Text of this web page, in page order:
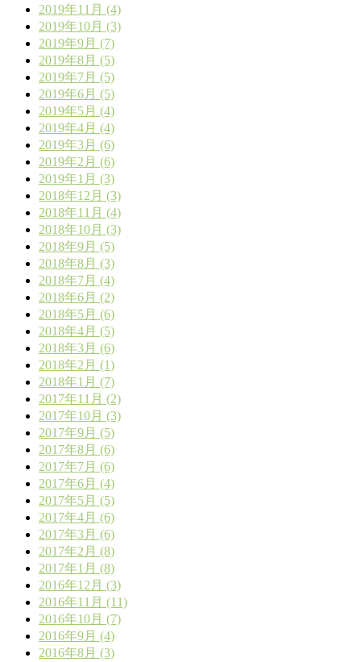
2019年11月 (4)
2019年10月 (3)
2019年9月 (7)
2019年8月 (5)
2019年7月 (5)
2019年6月 (5)
2019年5月 (4)
2019年4月 (4)
2019年3月 (6)
2019年2月 (6)
2019年1月 (3)
2018年12月 (3)
2018年11月 (4)
2018年10月 (3)
2018年9月 (5)
2018年8月 (3)
2018年7月 (4)
2018年6月 (2)
2018年5月 (6)
2018年4月 (5)
2018年3月 (6)
2018年2月 (1)
2018年1月 (7)
2017年11月 (2)
2017年10月 (3)
2017年9月 (5)
2017年8月 (6)
2017年7月 (6)
2017年6月 (4)
2017年5月 (5)
2017年4月 (6)
2017年3月 (6)
2017年2月 (8)
2017年1月 (8)
2016年12月 (3)
2016年11月 (11)
2016年10月 (7)
2016年9月 (4)
2016年8月 (3)